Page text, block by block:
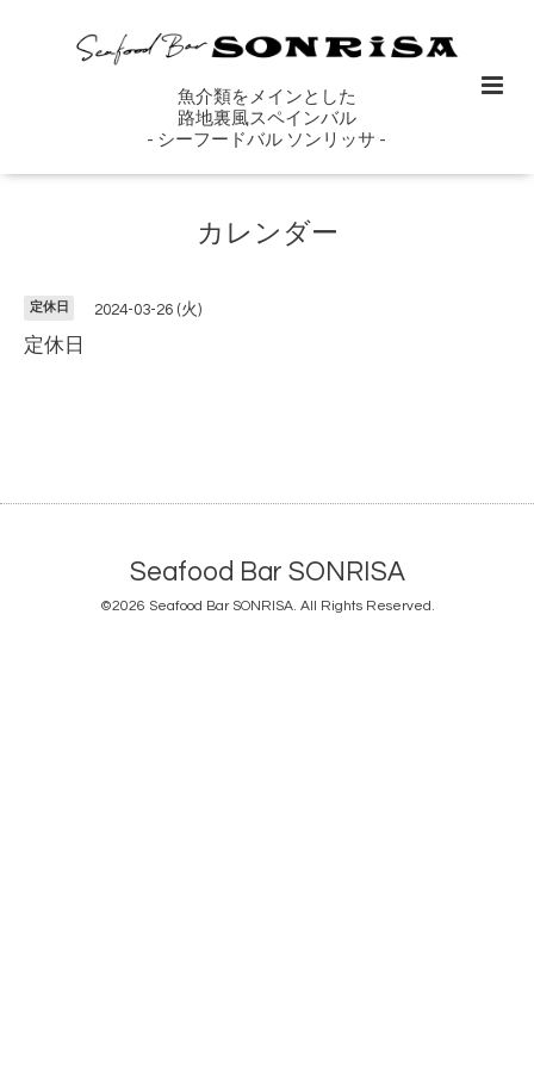
魚介類をメインとした
路地裏風スペインバル
- シーフードバル ソンリッサ -
カレンダー
定休日 2024-03-26 (火)
定休日
Seafood Bar SONRISA
©2026 Seafood Bar SONRISA. All Rights Reserved.